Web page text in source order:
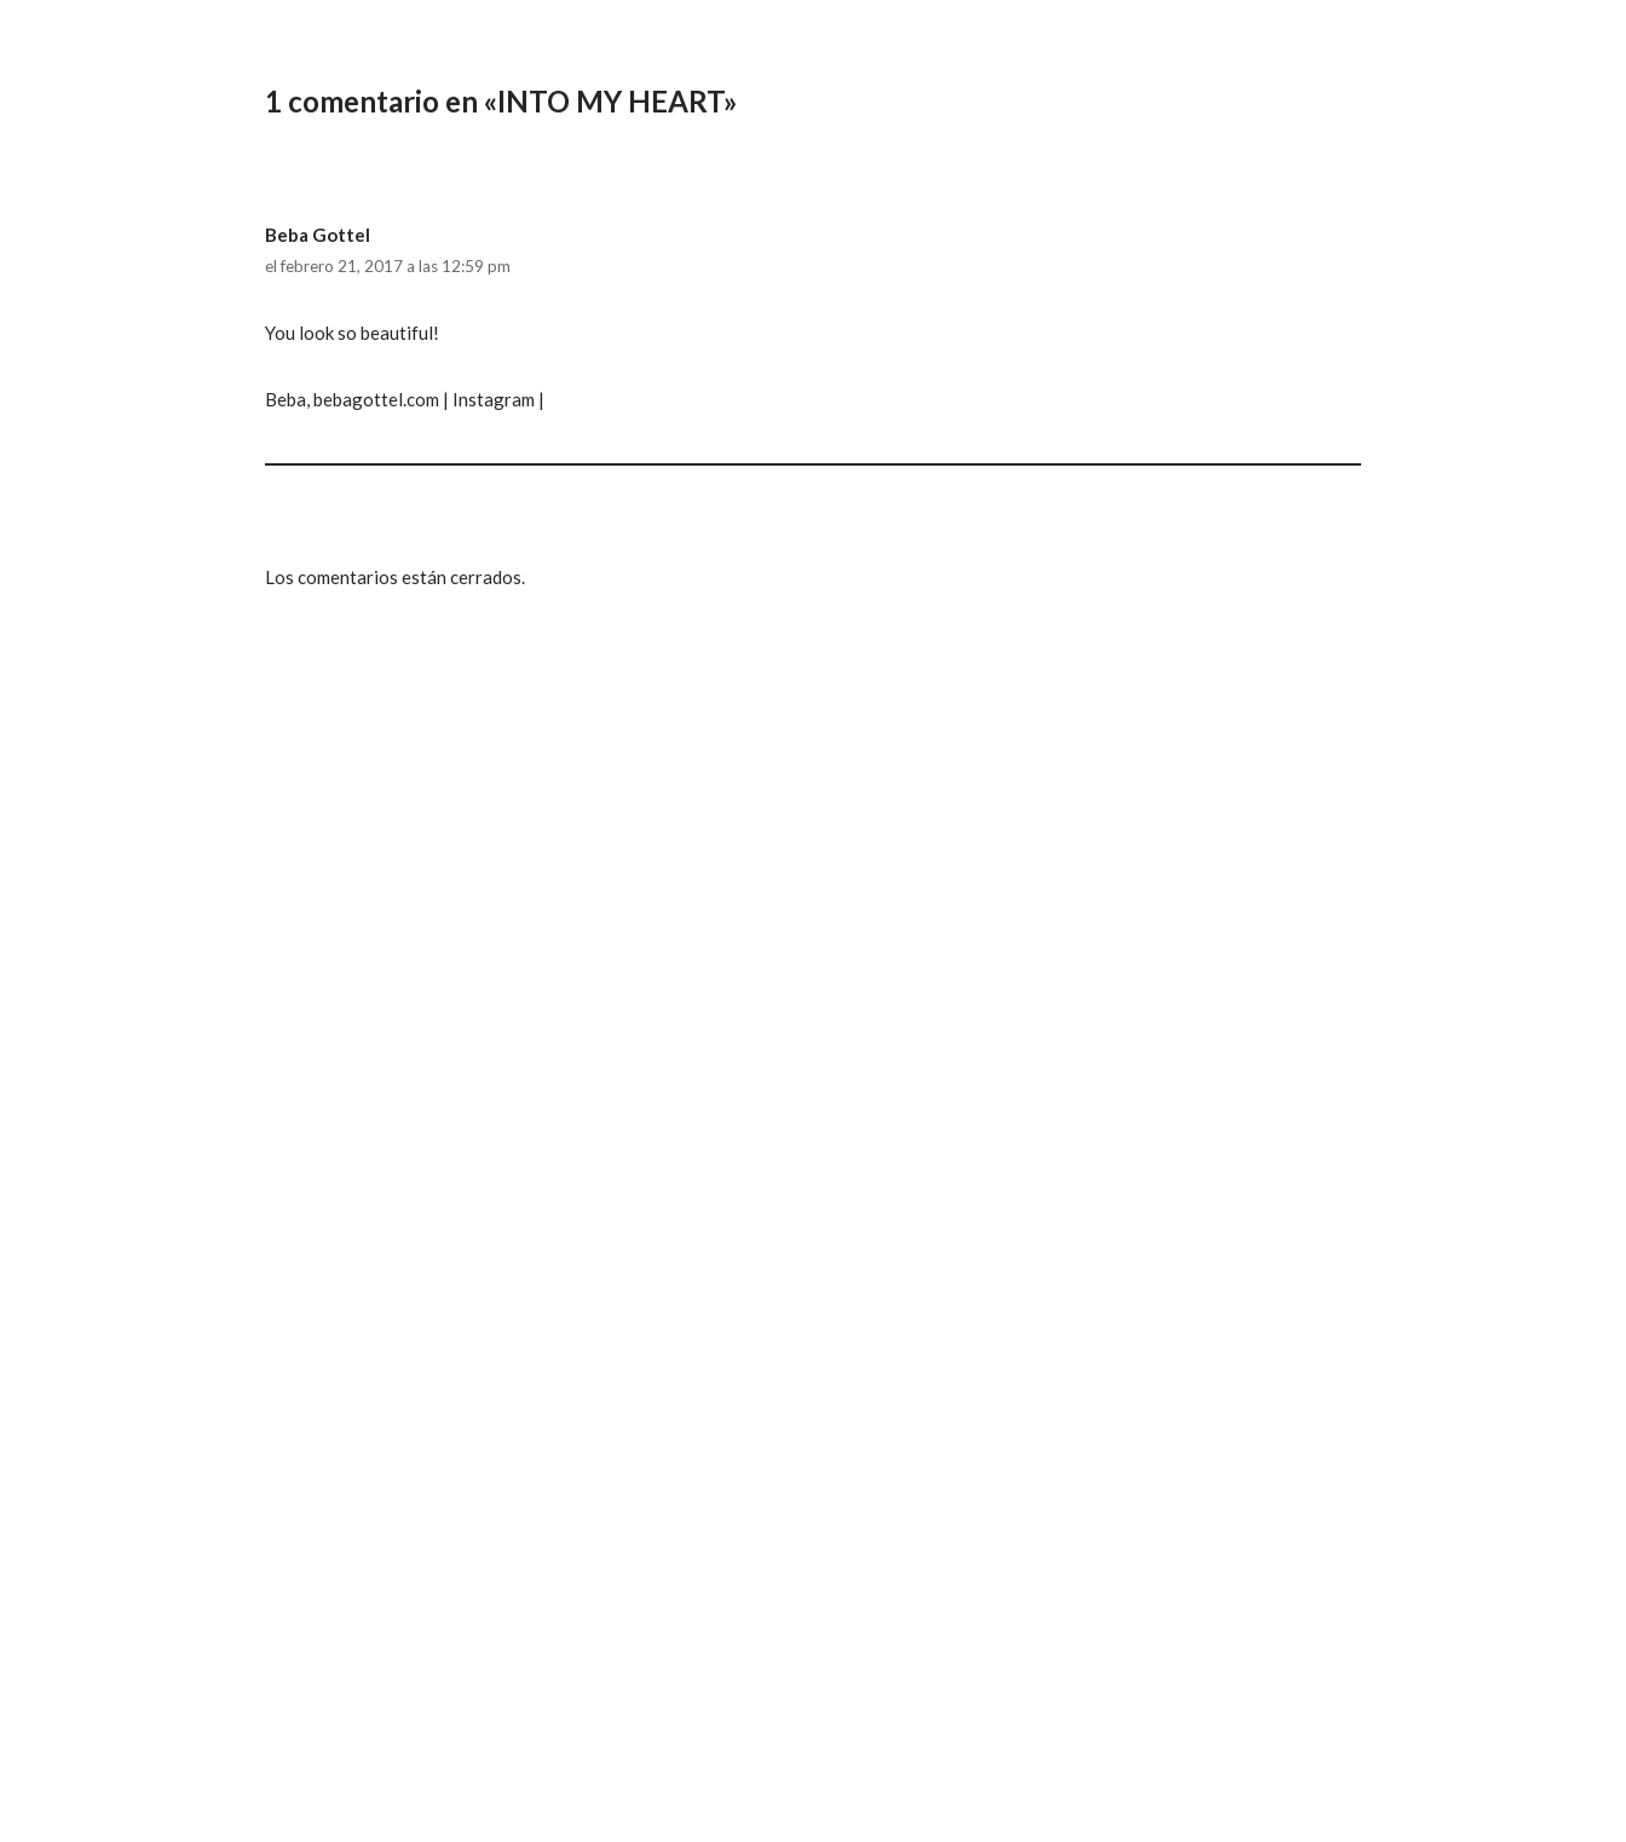
1 comentario en «INTO MY HEART»
Beba Gottel
el febrero 21, 2017 a las 12:59 pm
You look so beautiful!
Beba, bebagottel.com | Instagram |
Los comentarios están cerrados.